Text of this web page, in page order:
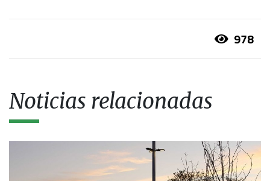
978
Noticias relacionadas